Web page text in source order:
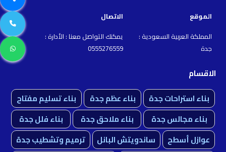
الموقع
الاتصال
المملكة العربية السعودية :
جدة
يمكنك التواصل معنا : الأدارة :
0555276559
الاقسام
بناء استراحات جدة
بناء عظم جدة
بناء تسليم مفتاح
بناء مجالس جدة
بناء ملاحق جدة
بناء فلل جدة
عوازل أسطح
ساندويتش البانل ترميم وتشطيب جدة